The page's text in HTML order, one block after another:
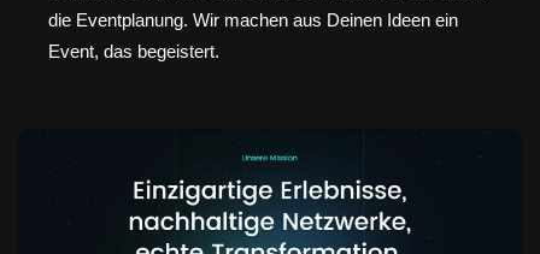
die Eventplanung. Wir machen aus Deinen Ideen ein
Event, das begeistert.